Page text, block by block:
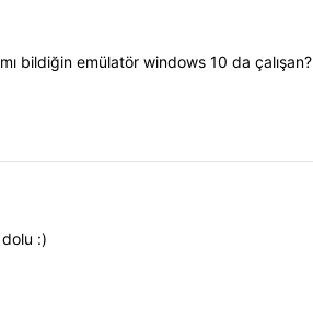
bildiğin emülatör windows 10 da çalışan?
dolu :)